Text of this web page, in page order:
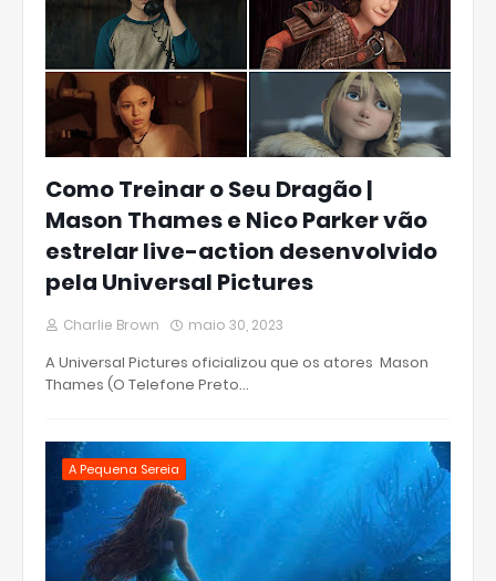
Como Treinar o Seu Dragão |
Mason Thames e Nico Parker vão
estrelar live-action desenvolvido
pela Universal Pictures
Charlie Brown maio 30, 2023
A Universal Pictures oficializou que os atores Mason
Thames (O Telefone Preto…
A Pequena Sereia